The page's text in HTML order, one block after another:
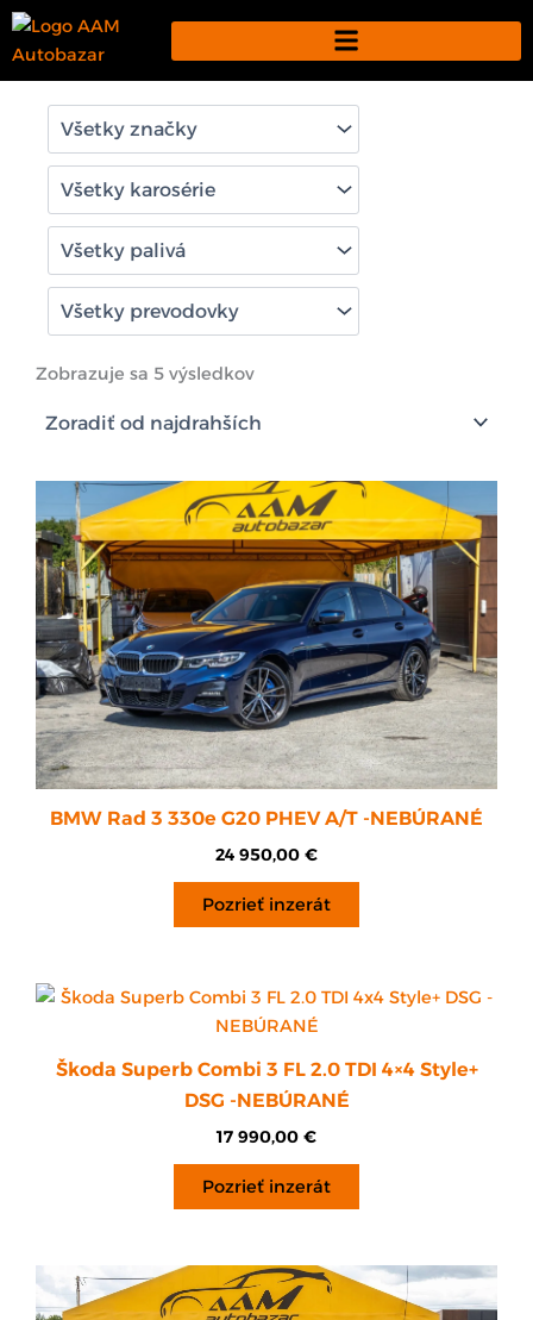
Preskočiť
Zobrazuje sa 5 výsledkovpodľa
najvyššej
BMW Rad 3 330e G20 PHEV A/T -NEBÚRANÉ
24 950,00 €
Pozrieť inzerát
Škoda Superb Combi 3 FL 2.0 TDI 4×4 Style+
DSG -NEBÚRANÉ
17 990,00 €
Pozrieť inzerát